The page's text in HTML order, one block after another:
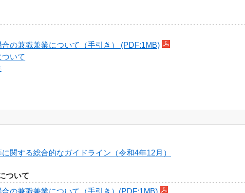
の兼職兼業について（手引き） (PDF:1MB)
いて
関する総合的なガイドライン（令和4年12月）
ついて
の兼職兼業について（手引き）(PDF:1MB)